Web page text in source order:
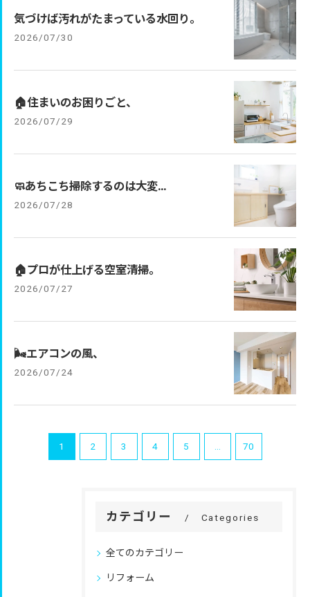
気づけば汚れがたまっている水回り。
2026/07/30
🏠住まいのお困りごと、
2026/07/29
🧼あちこち掃除するのは大変…
2026/07/28
🏠プロが仕上げる空室清掃。
2026/07/27
🌬️エアコンの風、
2026/07/24
1 2 3 4 5 70
カテゴリー Categories
全てのカテゴリー
リフォーム